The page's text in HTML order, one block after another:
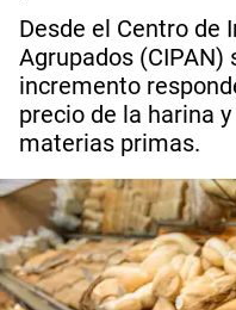
Desde el Centro de
Agrupados (CIPAN)
incremento
precio de la harina
materias primas.